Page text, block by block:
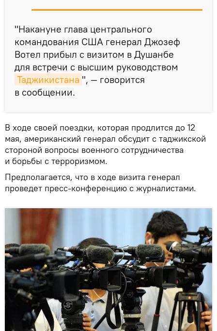
"Накануне глава центрального
командования США генерал Джозеф
Вотел прибыл с визитом в Душанбе
для встречи с высшим руководством
Таджикистана ", — говорится
в сообщении.
В ходе своей поездки, которая продлится до 12
мая, американский генерал обсудит с таджикской
стороной вопросы военного сотрудничества
и борьбы с терроризмом.
Предполагается, что в ходе визита генерал
проведет пресс-конференцию с журналистами.